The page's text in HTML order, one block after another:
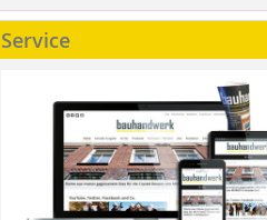
Service